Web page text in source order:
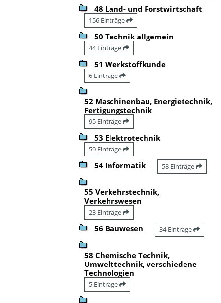
48 Land- und Forstwirtschaft
156 Einträge
50 Technik allgemein
44 Einträge
51 Werkstoffkunde
6 Einträge
52 Maschinenbau, Energietechnik,
Fertigungstechnik
95 Einträge
53 Elektrotechnik
59 Einträge
54 Informatik 58 Einträge
55 Verkehrstechnik,
Verkehrswesen
23 Einträge
56 Bauwesen 34 Einträge
58 Chemische Technik,
Umwelttechnik, verschiedene
Technologien
5 Einträge